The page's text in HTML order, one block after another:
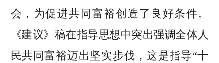
会，为促进共同富裕创造了良好条件。
《建议》稿在指导思想中突出强调全体人
民共同富裕迈出坚实步伐，这是指导“十